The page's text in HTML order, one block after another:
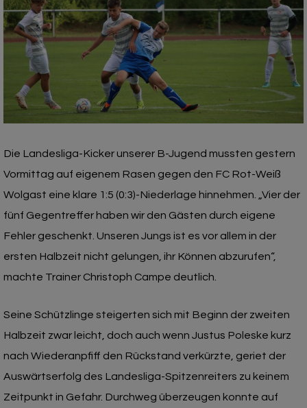
Die Landesliga-Kicker unserer B-Jugend mussten gestern
Vormittag auf eigenem Rasen gegen den FC Rot-Weiß
Wolgast eine klare 1:5 (0:3)-Niederlage hinnehmen. „Vier der
fünf Gegentreffer haben wir den Gästen durch eigene
Fehler geschenkt. Unseren Jungs ist es vor allem in der
ersten Halbzeit nicht gelungen, ihr Können abzurufen“,
machte Trainer Christoph Campe deutlich.
Seine Schützlinge steigerten sich mit Beginn der zweiten
Halbzeit zwar leicht, doch auch wenn Justus Poleske kurz
nach Wiederanpfiff den Rückstand verkürzte, geriet der
Auswärtserfolg des Landesliga-Spitzenreiters zu keinem
Zeitpunkt in Gefahr. Durchweg überzeugen konnte auf